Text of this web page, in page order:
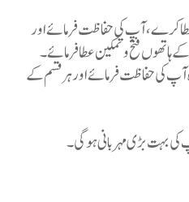
کرے، آپ کی حفاظت فرمائے اور
فتح و تمکین عطا فرمائے۔
آپ کی حفاظت فرمائے اور ہر قسم کے
کی بہت بڑی مہربانی ہو گی۔